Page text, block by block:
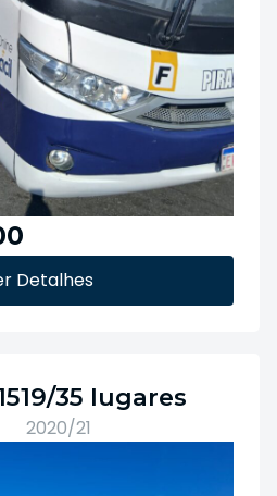
Detalhes
35 lugares
2020/21